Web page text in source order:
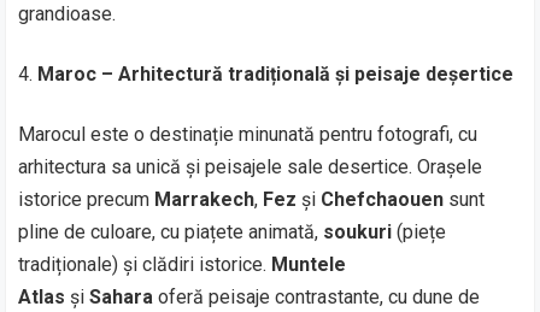
grandioase.
Maroc – Arhitectură tradițională și peisaje deșertice
Marocul este o destinație minunată pentru fotografi, cu
arhitectura sa unică și peisajele sale desertice. Orașele
istorice precum Marrakech, Fez și Chefchaouen sunt
pline de culoare, cu piațete animată, soukuri (piețe
tradiționale) și clădiri istorice. Muntele
Atlas șiSahara oferă peisaje contrastante, cu dune de